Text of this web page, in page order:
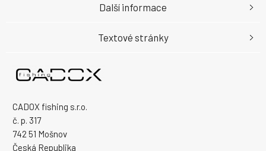
CADOX fishing s.r.o.
č. p. 317
742 51 Mošnov
Česká Republika
Další informace
Textové stránky